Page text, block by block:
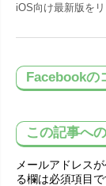
iOS向け最新版をリ
Facebookの
この記事へ
メールアドレス
る欄は必須項目で